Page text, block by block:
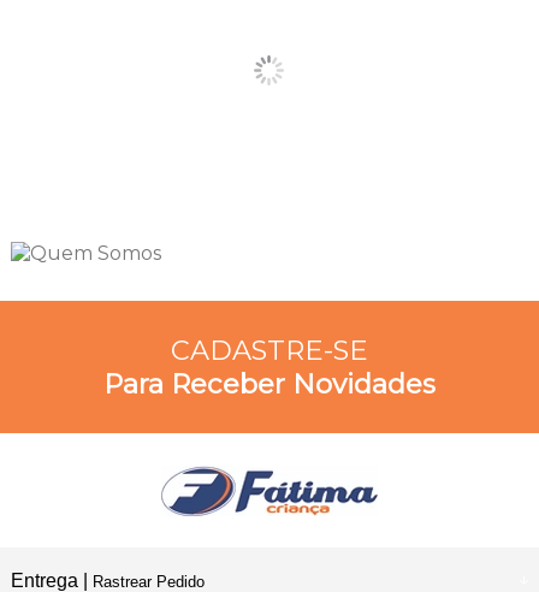
CADASTRE-SE
Para Receber Novidades
Entrega | Rastrear Pedido